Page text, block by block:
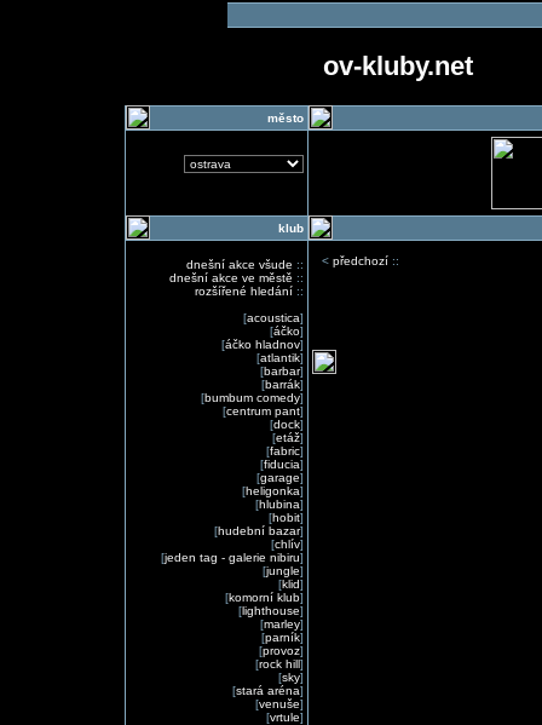
ov-kluby.net
město
klub
dnešní akce všude ::
dnešní akce ve městě ::
rozšířené hledání::
[acoustica]
[áčko]
[áčko hladnov]
[atlantik]
[barbar]
[barrák]
[bumbum comedy]
[centrum pant]
[dock]
[etáž]
[fabric]
[fiducia]
[garage]
[heligonka]
[hlubina]
[hobit]
[hudební bazar]
[chlív]
[jeden tag - galerie nibiru]
[jungle]
[klid]
[komorní klub]
[lighthouse]
[marley]
[parník]
[provoz]
[rock hill]
[sky]
[stará aréna]
[venuše]
[vrtule]
< předchozí::